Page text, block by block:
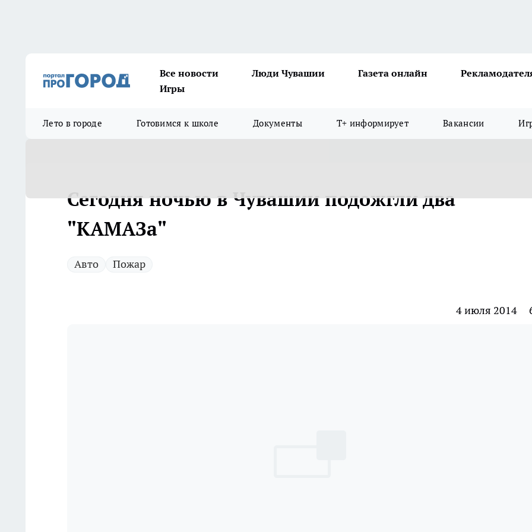
Все новости Люди Чувашии Газета онлайн
Игры
Лето в городе Готовимся к школе Документы Т+ информирует Вакансии
Сегодня ночью в Чувашии подожгли два
"КАМАЗа"
Авто Пожар
4 июля 2014